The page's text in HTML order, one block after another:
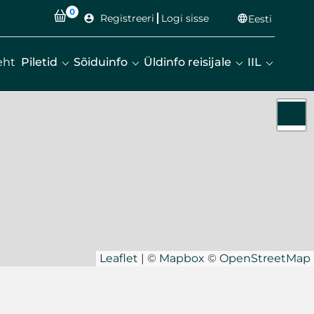
0
account_circle Registreeri Logi sisse languageEesti
Piletid Sõiduinfo Üldinfo reisijale IIL
Leaflet | © Mapbox © OpenStreetMap